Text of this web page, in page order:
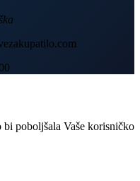
poboljšala Vaše korisničko